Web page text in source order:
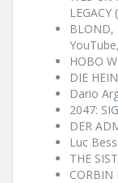
LEGACY
BLOND,
HOBO
DIE
Dario
2047:
DER
Luc
THE
CORBIN